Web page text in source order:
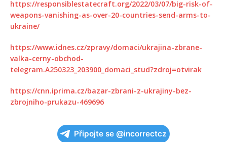
https://responsiblestatecraft.org/2022/03/07/big-risk-of-
weapons-vanishing-as-over-20-countries-send-arms-to-
ukraine/
https://www.idnes.cz/zpravy/domaci/ukrajina-zbrane-
valka-cerny-obchod-
telegram.A250323_203900_domaci_stud?zdroj=otvirak
https://cnn.iprima.cz/bazar-zbrani-z-ukrajiny-bez-
zbrojniho-prukazu-469696
Připojte se @incorrectcz